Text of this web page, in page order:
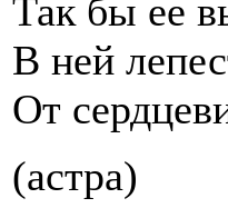
Так бы ее
В ней
От
(астра)